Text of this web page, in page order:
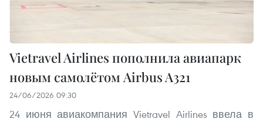
Vietravel Airlines пополнила авиапарк
новым самолётом Airbus A321
24/06/2026 09:30
24 июня авиакомпания Vietravel Airlines ввела в